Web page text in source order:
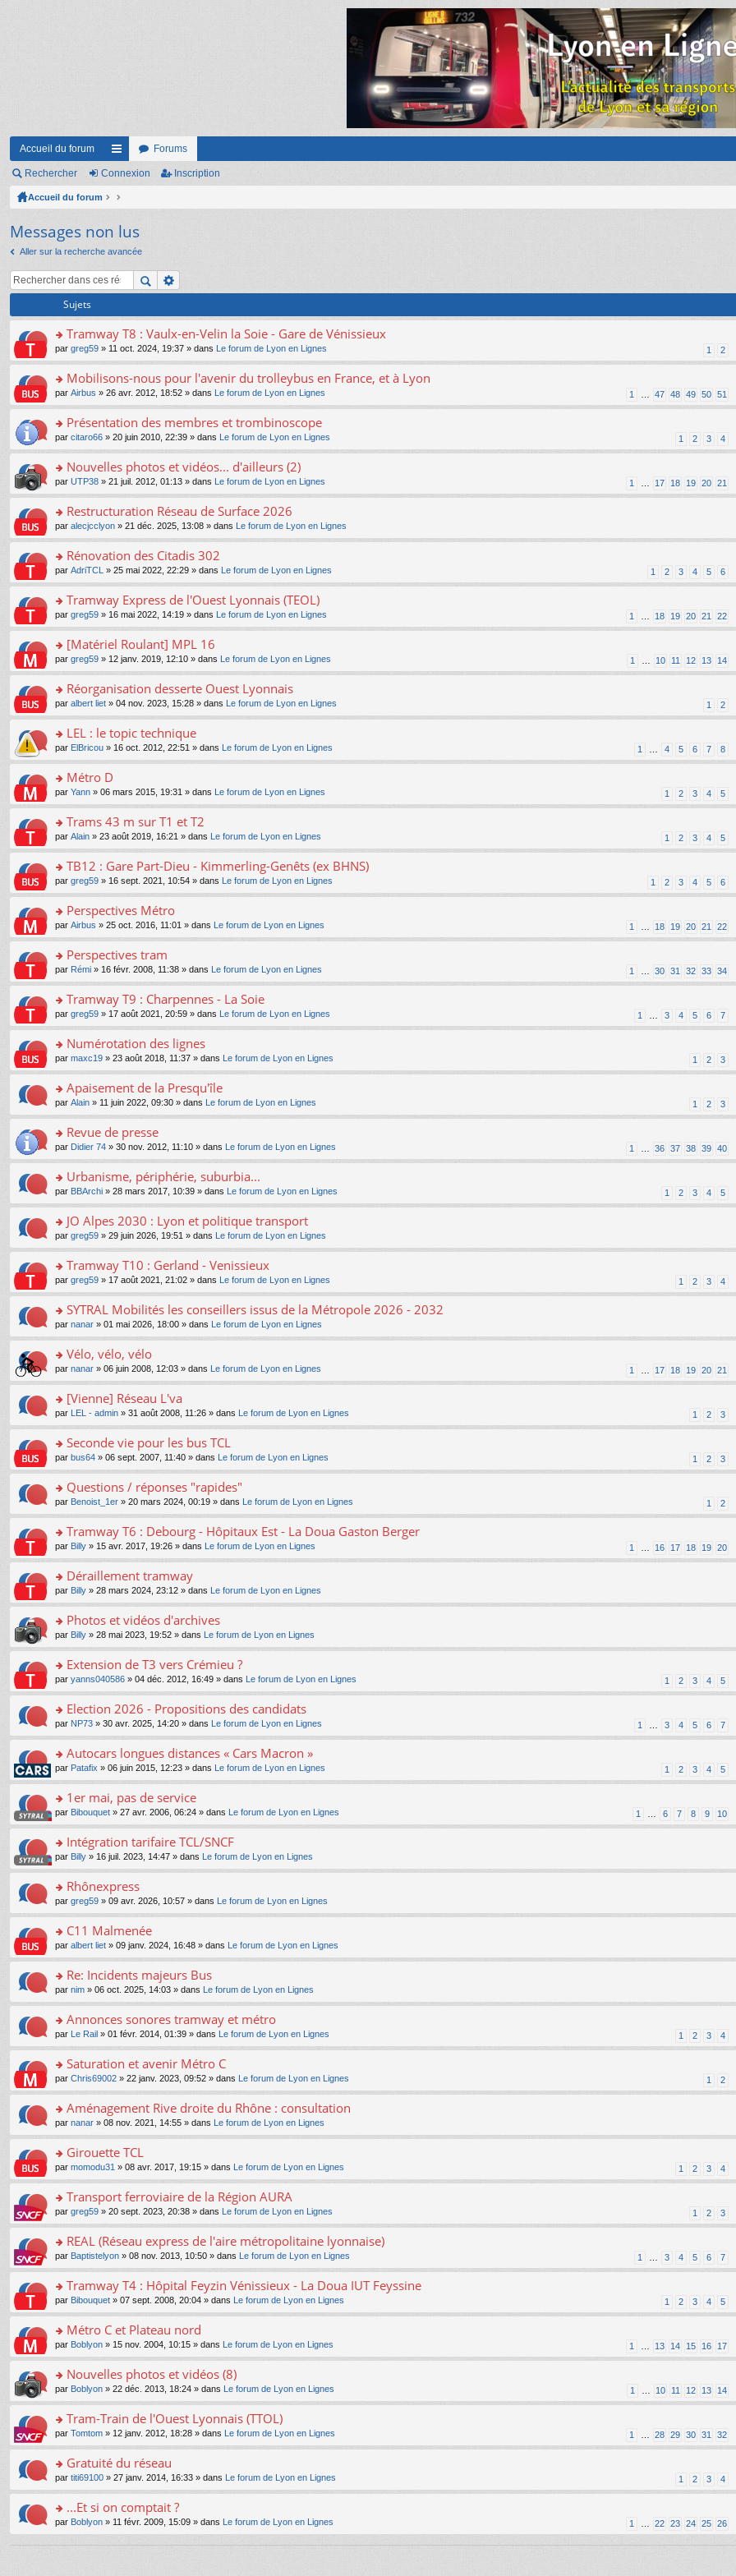
Accueil du forum
ac
co
ur
ci
s
Forums
Rechercher Connexion Inscription
Accueil du forum
Messages non lus
Aller sur la recherche avancée
Sujets
o
n
s
ult
er
le
m
e
s
a
g
e
n
n
le
pl
u
s
ré
c
e
nt
Tramway T8 : Vaulx-en-Velin la Soie - Gare de Vénissieux
1 2
par greg59 » 11 oct. 2024, 19:37 » dans Le forum de Lyon en Lignes
o
n
s
ult
er
le
m
e
s
a
g
e
n
n
le
pl
u
s
ré
c
e
nt
Mobilisons-nous pour l'avenir du trolleybus en France, et à Lyon
1 … 47 48 49 50 51
par Airbus » 26 avr. 2012, 18:52 » dans Le forum de Lyon en Lignes
o
n
s
ult
er
le
m
e
s
a
g
e
n
n
le
pl
u
s
ré
c
e
nt
Présentation des membres et trombinoscope
1 2 3 4
par citaro66 » 20 juin 2010, 22:39 » dans Le forum de Lyon en Lignes
o
n
s
ult
er
le
m
e
s
a
g
e
n
n
le
pl
u
s
ré
c
e
nt
Nouvelles photos et vidéos... d'ailleurs (2)
1 … 17 18 19 20 21
par UTP38 » 21 juil. 2012, 01:13 » dans Le forum de Lyon en Lignes
o
n
s
ult
er
le
m
e
s
a
g
e
n
n
le
pl
u
s
ré
c
e
nt
Restructuration Réseau de Surface 2026
par alecjcclyon » 21 déc. 2025, 13:08 » dans Le forum de Lyon en Lignes
o
n
s
ult
er
le
m
e
s
a
g
e
n
n
le
pl
u
s
ré
c
e
nt
Rénovation des Citadis 302
1 2 3 4 5 6
par AdriTCL » 25 mai 2022, 22:29 » dans Le forum de Lyon en Lignes
o
n
s
ult
er
le
m
e
s
a
g
e
n
n
le
pl
u
s
ré
c
e
nt
Tramway Express de l'Ouest Lyonnais (TEOL)
1 … 18 19 20 21 22
par greg59 » 16 mai 2022, 14:19 » dans Le forum de Lyon en Lignes
o
n
s
ult
er
le
m
e
s
a
g
e
n
n
le
pl
u
s
ré
c
e
nt
[Matériel Roulant] MPL 16
1 … 10 11 12 13 14
par greg59 » 12 janv. 2019, 12:10 » dans Le forum de Lyon en Lignes
o
n
s
ult
er
le
m
e
s
a
g
e
n
n
le
pl
u
s
ré
c
e
nt
Réorganisation desserte Ouest Lyonnais
1 2
par albert liet » 04 nov. 2023, 15:28 » dans Le forum de Lyon en Lignes
o
n
s
ult
er
le
m
e
s
a
g
e
n
n
le
pl
u
s
ré
c
e
nt
LEL : le topic technique
1 … 4 5 6 7 8
par ElBricou » 16 oct. 2012, 22:51 » dans Le forum de Lyon en Lignes
o
n
s
ult
er
le
m
e
s
a
g
e
n
n
le
pl
u
s
ré
c
e
nt
Métro D
1 2 3 4 5
par Yann » 06 mars 2015, 19:31 » dans Le forum de Lyon en Lignes
o
n
s
ult
er
le
m
e
s
a
g
e
n
n
le
pl
u
s
ré
c
e
nt
Trams 43 m sur T1 et T2
1 2 3 4 5
par Alain » 23 août 2019, 16:21 » dans Le forum de Lyon en Lignes
o
n
s
ult
er
le
m
e
s
a
g
e
n
n
le
pl
u
s
ré
c
e
nt
TB12 : Gare Part-Dieu - Kimmerling-Genêts (ex BHNS)
1 2 3 4 5 6
par greg59 » 16 sept. 2021, 10:54 » dans Le forum de Lyon en Lignes
o
n
s
ult
er
le
m
e
s
a
g
e
n
n
le
pl
u
s
ré
c
e
nt
Perspectives Métro
1 … 18 19 20 21 22
par Airbus » 25 oct. 2016, 11:01 » dans Le forum de Lyon en Lignes
o
n
s
ult
er
le
m
e
s
a
g
e
n
n
le
pl
u
s
ré
c
e
nt
Perspectives tram
1 … 30 31 32 33 34
par Rémi » 16 févr. 2008, 11:38 » dans Le forum de Lyon en Lignes
o
n
s
ult
er
le
m
e
s
a
g
e
n
n
le
pl
u
s
ré
c
e
nt
Tramway T9 : Charpennes - La Soie
1 … 3 4 5 6 7
par greg59 » 17 août 2021, 20:59 » dans Le forum de Lyon en Lignes
o
n
s
ult
er
le
m
e
s
a
g
e
n
n
le
pl
u
s
ré
c
e
nt
Numérotation des lignes
1 2 3
par maxc19 » 23 août 2018, 11:37 » dans Le forum de Lyon en Lignes
o
n
s
ult
er
le
m
e
s
a
g
e
n
n
le
pl
u
s
ré
c
e
nt
Apaisement de la Presqu'île
1 2 3
par Alain » 11 juin 2022, 09:30 » dans Le forum de Lyon en Lignes
o
n
s
ult
er
le
m
e
s
a
g
e
n
n
le
pl
u
s
ré
c
e
nt
Revue de presse
1 … 36 37 38 39 40
par Didier 74 » 30 nov. 2012, 11:10 » dans Le forum de Lyon en Lignes
o
n
s
ult
er
le
m
e
s
a
g
e
n
n
le
pl
u
s
ré
c
e
nt
Urbanisme, périphérie, suburbia...
1 2 3 4 5
par BBArchi » 28 mars 2017, 10:39 » dans Le forum de Lyon en Lignes
o
n
s
ult
er
le
m
e
s
a
g
e
n
n
le
pl
u
s
ré
c
e
nt
JO Alpes 2030 : Lyon et politique transport
par greg59 » 29 juin 2026, 19:51 » dans Le forum de Lyon en Lignes
o
n
s
ult
er
le
m
e
s
a
g
e
n
n
le
pl
u
s
ré
c
e
nt
Tramway T10 : Gerland - Venissieux
1 2 3 4
par greg59 » 17 août 2021, 21:02 » dans Le forum de Lyon en Lignes
o
n
s
ult
er
le
m
e
s
a
g
e
n
n
le
pl
u
s
ré
c
e
nt
SYTRAL Mobilités les conseillers issus de la Métropole 2026 - 2032
par nanar » 01 mai 2026, 18:00 » dans Le forum de Lyon en Lignes
o
n
s
ult
er
le
m
e
s
a
g
e
n
n
le
pl
u
s
ré
c
e
nt
Vélo, vélo, vélo
1 … 17 18 19 20 21
par nanar » 06 juin 2008, 12:03 » dans Le forum de Lyon en Lignes
o
n
s
ult
er
le
m
e
s
a
g
e
n
n
le
pl
u
s
ré
c
e
nt
[Vienne] Réseau L'va
1 2 3
par LEL - admin » 31 août 2008, 11:26 » dans Le forum de Lyon en Lignes
o
n
s
ult
er
le
m
e
s
a
g
e
n
n
le
pl
u
s
ré
c
e
nt
Seconde vie pour les bus TCL
1 2 3
par bus64 » 06 sept. 2007, 11:40 » dans Le forum de Lyon en Lignes
o
n
s
ult
er
le
m
e
s
a
g
e
n
n
le
pl
u
s
ré
c
e
nt
Questions / réponses "rapides"
1 2
par Benoist_1er » 20 mars 2024, 00:19 » dans Le forum de Lyon en Lignes
o
n
s
ult
er
le
m
e
s
a
g
e
n
n
le
pl
u
s
ré
c
e
nt
Tramway T6 : Debourg - Hôpitaux Est - La Doua Gaston Berger
1 … 16 17 18 19 20
par Billy » 15 avr. 2017, 19:26 » dans Le forum de Lyon en Lignes
o
n
s
ult
er
le
m
e
s
a
g
e
n
n
le
pl
u
s
ré
c
e
nt
Déraillement tramway
par Billy » 28 mars 2024, 23:12 » dans Le forum de Lyon en Lignes
o
n
s
ult
er
le
m
e
s
a
g
e
n
n
le
pl
u
s
ré
c
e
nt
Photos et vidéos d'archives
par Billy » 28 mai 2023, 19:52 » dans Le forum de Lyon en Lignes
o
n
s
ult
er
le
m
e
s
a
g
e
n
n
le
pl
u
s
ré
c
e
nt
Extension de T3 vers Crémieu ?
1 2 3 4 5
par yanns040586 » 04 déc. 2012, 16:49 » dans Le forum de Lyon en Lignes
o
n
s
ult
er
le
m
e
s
a
g
e
n
n
le
pl
u
s
ré
c
e
nt
Election 2026 - Propositions des candidats
1 … 3 4 5 6 7
par NP73 » 30 avr. 2025, 14:20 » dans Le forum de Lyon en Lignes
o
n
s
ult
er
le
m
e
s
a
g
e
n
n
le
pl
u
s
ré
c
e
nt
Autocars longues distances « Cars Macron »
1 2 3 4 5
par Patafix » 06 juin 2015, 12:23 » dans Le forum de Lyon en Lignes
o
n
s
ult
er
le
m
e
s
a
g
e
n
n
le
pl
u
s
ré
c
e
nt
1er mai, pas de service
1 … 6 7 8 9 10
par Bibouquet » 27 avr. 2006, 06:24 » dans Le forum de Lyon en Lignes
o
n
s
ult
er
le
m
e
s
a
g
e
n
n
le
pl
u
s
ré
c
e
nt
Intégration tarifaire TCL/SNCF
par Billy » 16 juil. 2023, 14:47 » dans Le forum de Lyon en Lignes
o
n
s
ult
er
le
m
e
s
a
g
e
n
n
le
pl
u
s
ré
c
e
nt
Rhônexpress
par greg59 » 09 avr. 2026, 10:57 » dans Le forum de Lyon en Lignes
o
n
s
ult
er
le
m
e
s
a
g
e
n
n
le
pl
u
s
ré
c
e
nt
C11 Malmenée
par albert liet » 09 janv. 2024, 16:48 » dans Le forum de Lyon en Lignes
o
n
s
ult
er
le
m
e
s
a
g
e
n
n
le
pl
u
s
ré
c
e
nt
Re: Incidents majeurs Bus
par nim » 06 oct. 2025, 14:03 » dans Le forum de Lyon en Lignes
o
n
s
ult
er
le
m
e
s
a
g
e
n
n
le
pl
u
s
ré
c
e
nt
Annonces sonores tramway et métro
1 2 3 4
par Le Rail » 01 févr. 2014, 01:39 » dans Le forum de Lyon en Lignes
o
n
s
ult
er
le
m
e
s
a
g
e
n
n
le
pl
u
s
ré
c
e
nt
Saturation et avenir Métro C
1 2
par Chris69002 » 22 janv. 2023, 09:52 » dans Le forum de Lyon en Lignes
o
n
s
ult
er
le
m
e
s
a
g
e
n
n
le
pl
u
s
ré
c
e
nt
Aménagement Rive droite du Rhône : consultation
par nanar » 08 nov. 2021, 14:55 » dans Le forum de Lyon en Lignes
o
n
s
ult
er
le
m
e
s
a
g
e
n
n
le
pl
u
s
ré
c
e
nt
Girouette TCL
1 2 3 4
par momodu31 » 08 avr. 2017, 19:15 » dans Le forum de Lyon en Lignes
o
n
s
ult
er
le
m
e
s
a
g
e
n
n
le
pl
u
s
ré
c
e
nt
Transport ferroviaire de la Région AURA
1 2 3
par greg59 » 20 sept. 2023, 20:38 » dans Le forum de Lyon en Lignes
o
n
s
ult
er
le
m
e
s
a
g
e
n
n
le
pl
u
s
ré
c
REAL (Réseau express de l'aire métropolitaine lyonnaise)
1 … 3 4 5 6 7
par Baptistelyon » 08 nov. 2013, 10:50 » dans Le forum de Lyon en Lignes
o
n
s
ult
er
le
m
e
s
a
g
e
n
n
le
pl
u
s
Tramway T4 : Hôpital Feyzin Vénissieux - La Doua IUT Feyssine
1 2 3 4 5
par Bibouquet » 07 sept. 2008, 20:04 » dans Le forum de Lyon en Lignes
o
n
s
ult
er
le
m
e
s
a
g
e
n
n
Métro C et Plateau nord
1 … 13 14 15 16 17
par Boblyon » 15 nov. 2004, 10:15 » dans Le forum de Lyon en Lignes
o
n
s
ult
er
le
m
e
s
a
g
e
Nouvelles photos et vidéos (8)
1 … 10 11 12 13 14
par Boblyon » 22 déc. 2013, 18:24 » dans Le forum de Lyon en Lignes
o
n
s
ult
er
le
m
e
s
s
Tram-Train de l'Ouest Lyonnais (TTOL)
1 … 28 29 30 31 32
par Tomtom » 12 janv. 2012, 18:28 » dans Le forum de Lyon en Lignes
o
n
s
ult
er
Gratuité du réseau
1 2 3 4
par titi69100 » 27 janv. 2014, 16:33 » dans Le forum de Lyon en Lignes
o
n
s
...Et si on comptait ?
1 … 22 23 24 25 26
par Boblyon » 11 févr. 2009, 15:09 » dans Le forum de Lyon en Lignes